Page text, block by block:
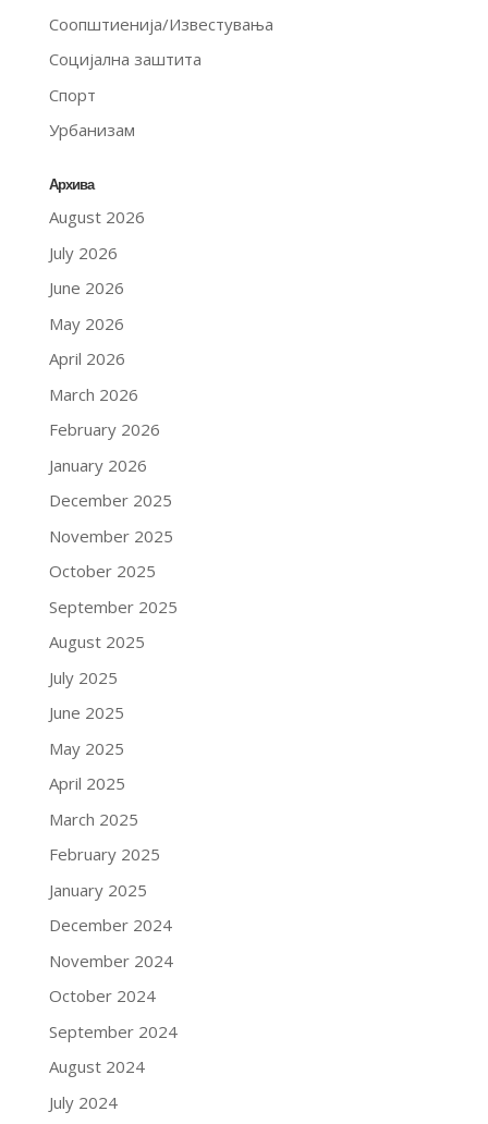
Соопштиенија/Известувања
Социјална заштита
Спорт
Урбанизам
Архива
August 2026
July 2026
June 2026
May 2026
April 2026
March 2026
February 2026
January 2026
December 2025
November 2025
October 2025
September 2025
August 2025
July 2025
June 2025
May 2025
April 2025
March 2025
February 2025
January 2025
December 2024
November 2024
October 2024
September 2024
August 2024
July 2024